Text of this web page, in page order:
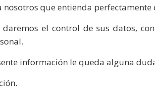
que entienda
daremos el control de sus datos,
información le queda alguna